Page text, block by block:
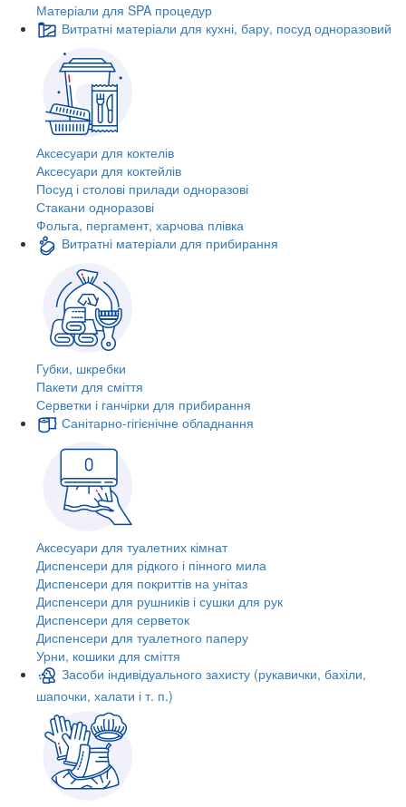
Матеріали для SPA процедур
Витратні матеріали для кухні, бару, посуд одноразовий
Аксесуари для коктелів
Аксесуари для коктейлів
Посуд і столові прилади одноразові
Стакани одноразові
Фольга, пергамент, харчова плівка
Витратні матеріали для прибирання
Губки, шкребки
Пакети для сміття
Серветки і ганчірки для прибирання
Санітарно-гігієнічне обладнання
Аксесуари для туалетних кімнат
Диспенсери для рідкого і пінного мила
Диспенсери для покриттів на унітаз
Диспенсери для рушників і сушки для рук
Диспенсери для серветок
Диспенсери для туалетного паперу
Урни, кошики для сміття
Засоби індивідуального захисту (рукавички, бахіли,
шапочки, халати і т. п.)